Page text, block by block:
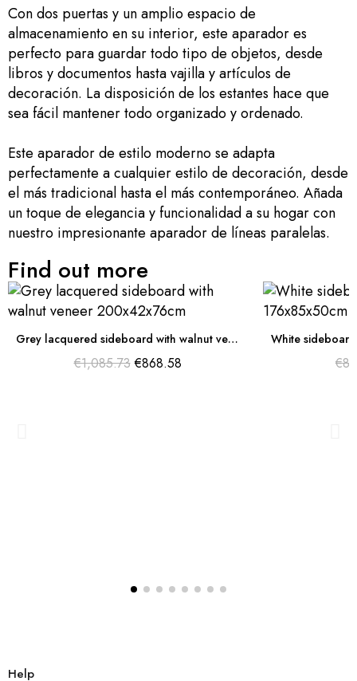
Con dos puertas y un amplio espacio de
almacenamiento en su interior, este aparador es
perfecto para guardar todo tipo de objetos, desde
libros y documentos hasta vajilla y artículos de
decoración. La disposición de los estantes hace que
sea fácil mantener todo organizado y ordenado.
Este aparador de estilo moderno se adapta
perfectamente a cualquier estilo de decoración, desde
el más tradicional hasta el más contemporáneo. Añada
un toque de elegancia y funcionalidad a su hogar con
nuestro impresionante aparador de líneas paralelas.
Find out more
Grey lacquered sideboard with walnut veneer 200x42x76cm
€1,085.73 €868.58
Help